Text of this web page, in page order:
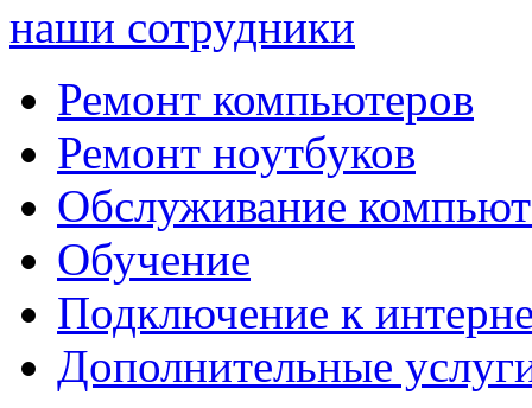
наши сотрудники
Ремонт компьютеров
Ремонт ноутбуков
Обслуживание
Обучение
Подключение к
Дополнительные